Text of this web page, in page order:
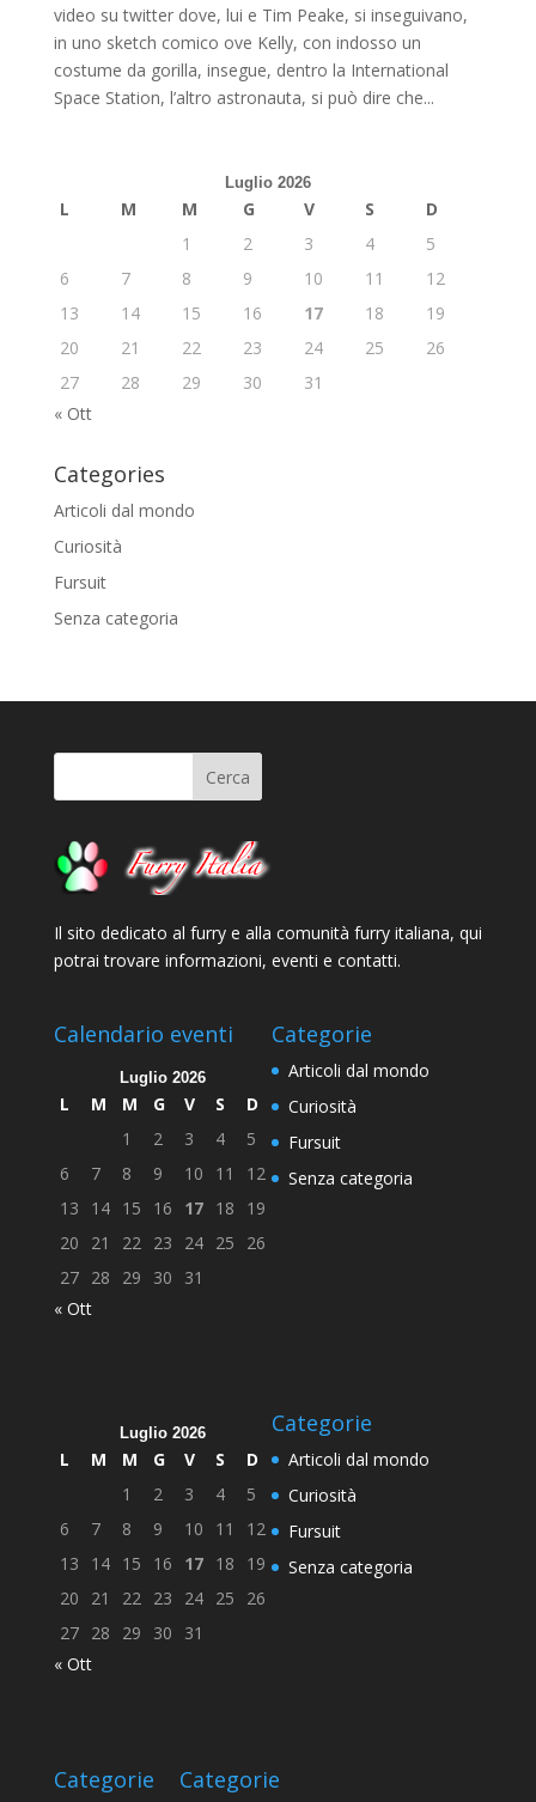
video su twitter dove, lui e Tim Peake, si inseguivano,
in uno sketch comico ove Kelly, con indosso un
costume da gorilla, insegue, dentro la International
Space Station, l’altro astronauta, si può dire che...
Luglio 2026
L M M G V S
D
1
2 3 4
5
6
7 8 9 10 11
12
13
14 15 16 17 18
19
20
21 22 23 24 25
26
27
28 29 30
31
« Ott
Categories
Articoli dal mondo
Curiosità
Fursuit
Senza categoria
Il sito dedicato al furry e alla comunità furry italiana, qui
potrai trovare informazioni, eventi e contatti.
Calendario eventi
Luglio 2026
L M M G V S
D
1
2 3 4
5
6
7 8 9 10 11
12
13
14 15 16 17 18
19
20
21 22 23 24 25
26
27 28 29 30
31
« Ott
Categorie
Articoli dal mondo
Curiosità
Fursuit
Senza categoria
Luglio 2026
L M M G V S
D
1
2 3 4
5
6
7 8 9 10 11
12
13
14 15 16 17 18
19
20
21 22 23 24 25
26
27 28 29 30
31
« Ott
Categorie
Articoli dal mondo
Curiosità
Fursuit
Senza categoria
Categorie Categorie